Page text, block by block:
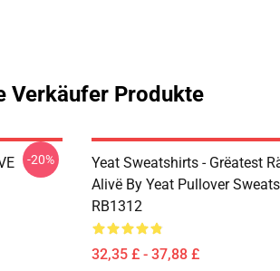
Verkäufer Produkte
-20%
Yeat Sweatshirts - Grëatest
Alivë By Yeat Pullover
RB1312
32,35 £ - 37,88 £